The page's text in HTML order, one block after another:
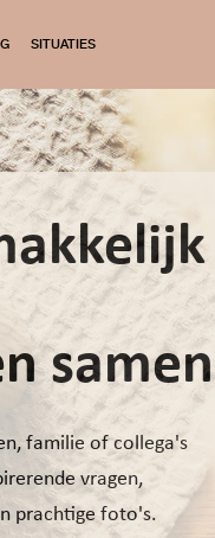
SITUATIES
samen
familie of collega's
vragen,
prachtige foto's.